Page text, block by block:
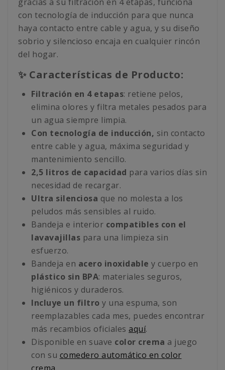
con tecnología de inducción para que nunca
haya contacto entre cable y agua, y su diseño
sobrio y silencioso encaja en cualquier rincón
del hogar.
✨ Características de Producto:
Filtración en 4 etapas: retiene pelos,
elimina olores y filtra metales pesados para
un agua siempre limpia.
Con tecnología de inducción, sin contacto
entre cable y agua, máxima seguridad y
mantenimiento sencillo.
2,5 litros de capacidad para varios días sin
necesidad de recargar.
Ultra silenciosa que no molesta a los
peludos más sensibles al ruido.
Bandeja e interior compatibles con el
lavavajillas para una limpieza sin
esfuerzo.
Bandeja en acero inoxidable y cuerpo en
plástico sin BPA: materiales seguros,
higiénicos y duraderos.
Incluye un filtro y una espuma, son
reemplazables cada mes, puedes encontrar
más recambios oficiales aquí.
Disponible en suave color crema a juego
con su comedero automático en color